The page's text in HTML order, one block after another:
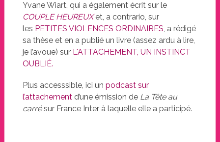
Yvane Wiart, qui a également écrit sur le
COUPLE HEUREUXet, a contrario, sur
les PETITES VIOLENCES ORDINAIRES, a rédigé
sa thèse et en a publié un livre (assez ardu à lire,
je l’avoue) sur L'ATTACHEMENT, UN INSTINCT
OUBLIÉ.
Plus accesssible, ici unpodcast sur
l’attachement d’une émission de La Tête au
carrésur France Inter à laquelle elle a participé.